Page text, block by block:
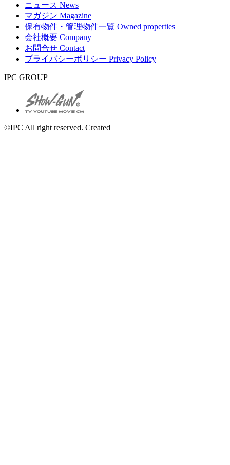
ニュース News
マガジン Magazine
保有物件・管理物件一覧 Owned properties
会社概要 Company
お問合せ Contact
プライバシーポリシー Privacy Policy
IPC GROUP
©IPC All right reserved. Created